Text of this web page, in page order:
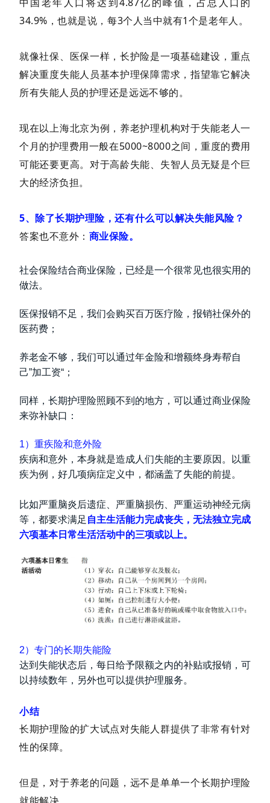
34.9%，也就是说，每3个人当中就有1个是老年人。
就像社保、医保一样，长护险是一项基础建设，重点
解决重度失能人员基本护理保障需求，指望靠它解决
所有失能人员的护理还是远远不够的。
现在以上海北京为例，养老护理机构对于失能老人一
个月的护理费用一般在5000~8000之间，重度的费用
可能还要更高。对于高龄失能、失智人员无疑是个巨
大的经济负担。
5、除了长期护理险，还有什么可以解决失能风险？
答案也不意外： 商业保险。
社会保险结合商业保险，已经是一个很常见也很实用的
做法。
医保报销不足，我们会购买百万医疗险，报销社保外的
医药费；
养老金不够，我们可以通过年金险和增额终身寿帮自
己”加工资“；
同样，长期护理险照顾不到的地方，可以通过商业保险
来弥补缺口：
1）重疾险和意外险
疾病和意外，本身就是造成人们失能的主要原因。以重
疾为例，好几项病症定义中，都涵盖了失能的前提。
比如严重脑炎后遗症、严重脑损伤、严重运动神经元病
等，都要求满足 自主生活能力完成丧失，无法独立完成
六项基本日常生活活动中的三项或以上。
2）专门的长期失能险
达到失能状态后，每日给予限额之内的补贴或报销，可
以持续数年，另外也可以提供护理服务。
小结
长期护理险的扩大试点对失能人群提供了非常有针对
性的保障。
但是，对于养老的问题，远不是单单一个长期护理险